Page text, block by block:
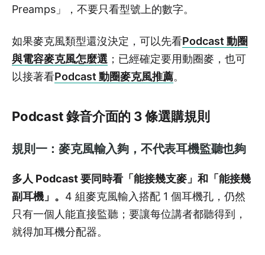
Preamps」，不要只看型號上的數字。
如果麥克風類型還沒決定，可以先看Podcast 動圈
與電容麥克風怎麼選 ；已經確定要用動圈麥，也可
以接著看Podcast 動圈麥克風推薦。
Podcast 錄音介面的 3 條選購規則
規則一：麥克風輸入夠，不代表耳機監聽也夠
多人 Podcast 要同時看「能接幾支麥」和「能接幾
副耳機」。 4 組麥克風輸入搭配 1 個耳機孔，仍然
只有一個人能直接監聽；要讓每位講者都聽得到，
就得加耳機分配器。